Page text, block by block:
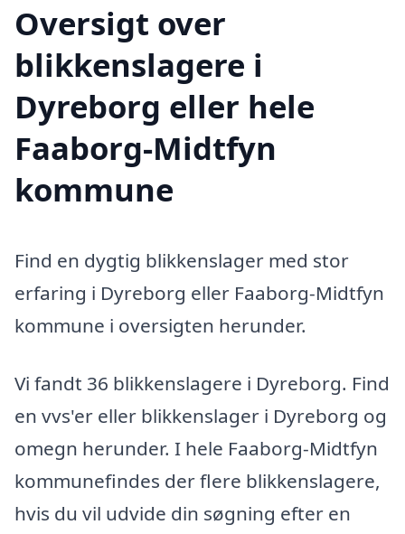
Oversigt over
blikkenslagere i
Dyreborg eller hele
Faaborg-Midtfyn
kommune
Find en dygtig blikkenslager med stor
erfaring i Dyreborg eller Faaborg-Midtfyn
kommune i oversigten herunder.
Vi fandt 36 blikkenslagere i Dyreborg. Find
en vvs'er eller blikkenslager i Dyreborg og
omegn herunder. I hele Faaborg-Midtfyn
kommunefindes der flere blikkenslagere,
hvis du vil udvide din søgning efter en